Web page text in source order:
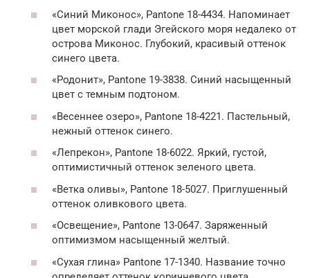
«Синий Миконос», Pantone 18-4434. Напоминает
цвет морской глади Эгейского моря недалеко от
острова Миконос. Глубокий, красивый оттенок
синего цвета.
«Родонит», Pantone 19-3838. Синий насыщенный
цвет с темным подтоном.
«Весеннее озеро», Pantone 18-4221. Пастельный,
нежный оттенок синего.
«Лепрекон», Pantone 18-6022. Яркий, густой,
оптимистичный оттенок зеленого цвета.
«Ветка оливы», Pantone 18-5027. Приглушенный
оттенок оливкового цвета.
«Освещение», Pantone 13-0647. Заряженный
оптимизмом насыщенный желтый.
«Сухая глина» Pantone 17-1340. Название точно